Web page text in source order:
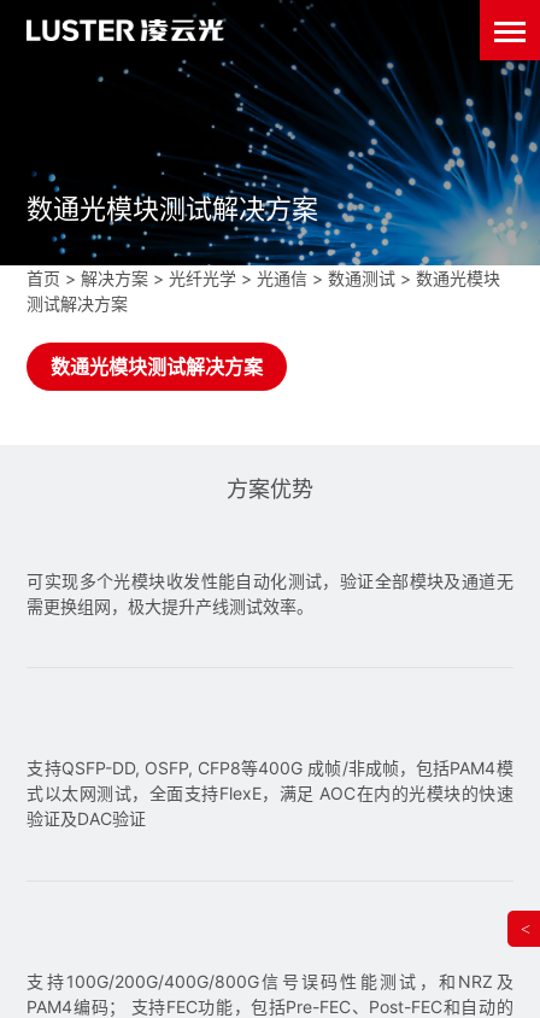
数通光模块测试解决方案
首页 >解决方案 >光纤光学 >光通信 >数通测试 >数通光模块
测试解决方案
数通光模块测试解决方案
方案优势
可实现多个光模块收发性能自动化测试，验证全部模块及通道无
需更换组网，极大提升产线测试效率。
支持QSFP-DD, OSFP, CFP8等400G 成帧/非成帧，包括PAM4模
式以太网测试，全面支持FlexE，满足 AOC在内的光模块的快速
验证及DAC验证
支持100G/200G/400G/800G信号误码性能测试，和NRZ及
PAM4编码； 支持FEC功能，包括Pre-FEC、Post-FEC和自动的
<